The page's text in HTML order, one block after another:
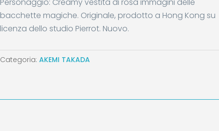
Personaggio: Creamy vestita di rosa immagini delle
bacchette magiche. Originale, prodotto a Hong Kong su
licenza dello studio Pierrot. Nuovo.
Categoria: AKEMI TAKADA